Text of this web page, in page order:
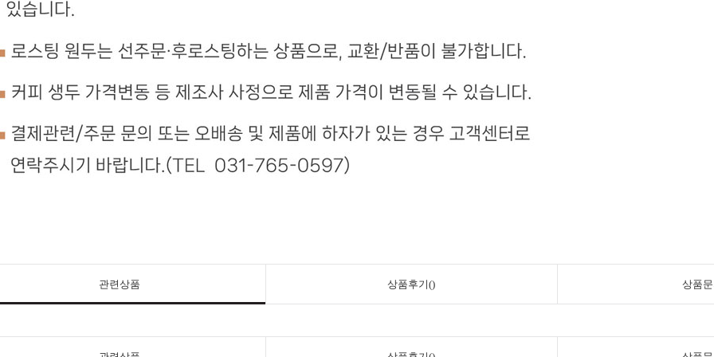
관련상품 상품후기() 상품